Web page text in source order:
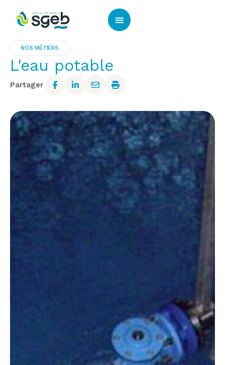
NOS MÉTIERS
L'eau potable
Partager